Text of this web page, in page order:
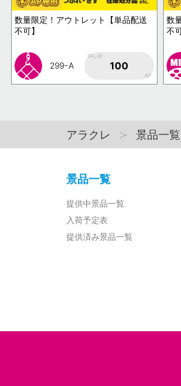
数量限定！アウトレット【単品配送
不可】
299-A
1PLAY
100
AP
数
不
アラクレ 景品一覧
景品一覧
提供中景品一覧
入荷予定表
提供済み景品一覧